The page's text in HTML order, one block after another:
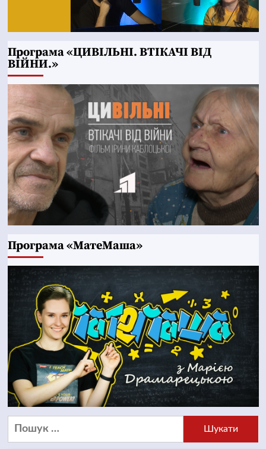
Програма «ЦИВІЛЬНІ. ВТІКАЧІ ВІД
ВІЙНИ.»
Програма «МатеМаша»
Пошук: